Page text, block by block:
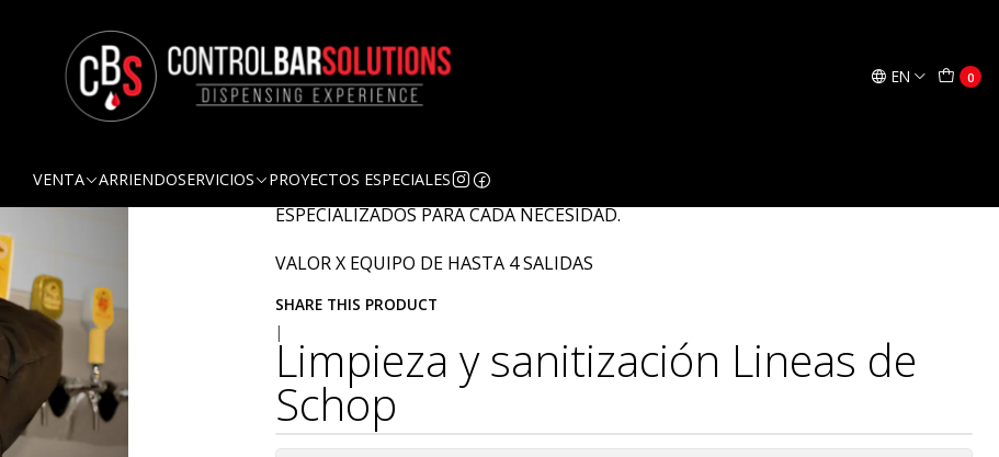
EN 0
VENTA ARRIENDOSERVICIOS PROYECTOS ESPECIALES
Quantity
ESTABLECIMIENTO LIMPIAS Y SANITIZADAS. TENEMOS UN EQUIPO DE TECNICOS
ESPECIALIZADOS PARA CADA NECESIDAD.
VALOR X EQUIPO DE HASTA 4 SALIDAS
SHARE THIS PRODUCT
|Limpieza y sanitización Lineas de
Schop